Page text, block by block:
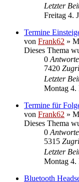
Letzter
Freitag 4.
Termine
von Frank62 »
Dieses Thema
0
7420
Letzter
Montag 4.
Termine für
von Frank62 »
Dieses Thema
0
5315
Letzter
Montag 4.
Bluetooth